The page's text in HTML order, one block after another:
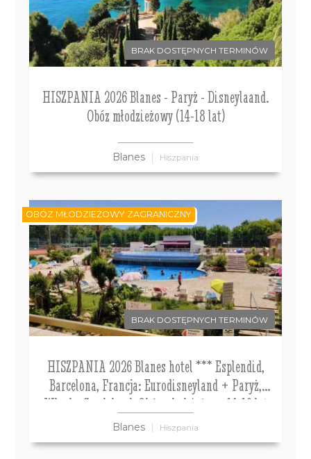
BRAK DOSTĘPNYCH TERMINÓW
HISZPANIA 2026 Blanes - Paryż - Disneylaand.
Obóz młodzieżowy (14-18 lat)
Blanes Hiszpania
BRAK DOSTĘPNYCH TERMINÓW
HISZPANIA 2026 Blanes hotel *** Esplendid,
Barcelona, Francja: Eurodisneyland + Paryż,
Włochy Gardaland. Obóz młodzieżowy 14-19 lat
Blanes Hiszpania
OBÓZ MŁODZIEŻOWY ZAGRANICZNY